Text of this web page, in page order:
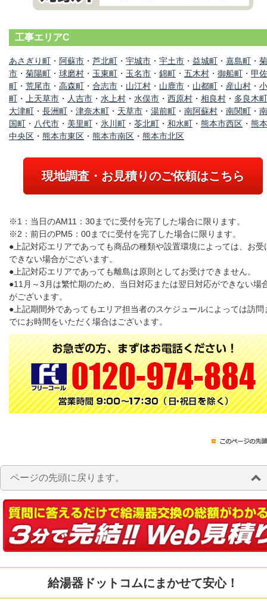
工事エリアC
あさぎり町 ・ 阿蘇市 ・ 芦北町 ・ 宇城市 ・ 宇土市 ・ 益城町 ・ 嘉島町 ・
市 ・ 菊陽町 ・ 球磨村 ・ 玉東町 ・ 玉名市 ・ 錦町 ・ 五木村 ・ 御船町 ・ 甲佐
町 ・ 荒尾市 ・ 高森町 ・ 合志市 ・ 山江村 ・ 山鹿市 ・ 山都町 ・ 産山村 ・
町 ・ 上天草市 ・ 人吉市 ・ 水上村 ・ 水俣市 ・ 西原村 ・ 相良村 ・ 多良木町
大津町 ・ 長洲町 ・ 津奈木町 ・ 天草市 ・ 湯前町 ・ 南阿蘇村 ・ 南関町 ・
国町 ・ 八代市 ・ 美里町 ・ 氷川町 ・ 苓北町 ・ 和水町 ・ 熊本市西区 ・ 熊
中央区 ・ 熊本市東区 ・ 熊本市南区 ・ 熊本市北区
現地調査・お見積りのご依頼はこちら
※1：当日のAM11：30までに受付を完了した場合に限ります。
※2：前日のPM5：00までに受付を完了した場合に限ります。
●上記対応エリアであっても商品の種類や設置環境によっては、お受
できない場合がございます。
●上記対応エリアであっても離島は原則としてお受けできません。
●11月～3月は繁忙期のため、当日対応または翌日対応ができない場
がございます。
●上記期間外であってもエリア担当者のスケジュールによっては訪問
でにお時間をいただく場合はございます。
ページの先頭に戻ります。
給湯器ドットコムにまかせて安心！